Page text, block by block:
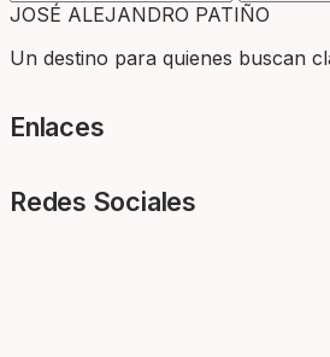
JOSÉ ALEJANDRO PATIÑO
Un destino para quienes buscan
Enlaces
Redes Sociales